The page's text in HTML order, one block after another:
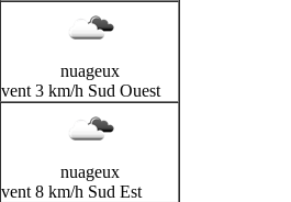
nuageux
vent 3 km/h Sud Ouest
nuageux
vent 8 km/h Sud Est